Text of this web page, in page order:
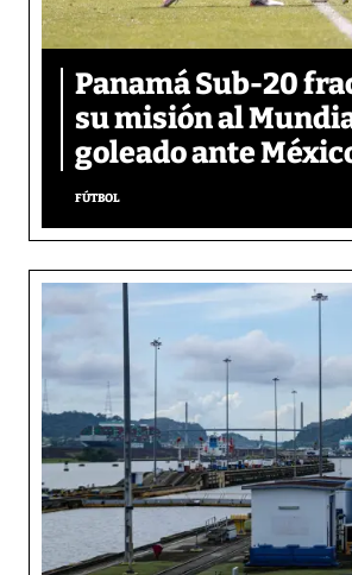
Panamá Sub-20
su misión al
goleado ante
FÚTBOL